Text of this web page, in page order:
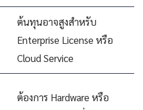
ต้นทุนอาจสูงสำหรับ
Enterprise License หรือ
Cloud Service
ต้องการ Hardware หรือ